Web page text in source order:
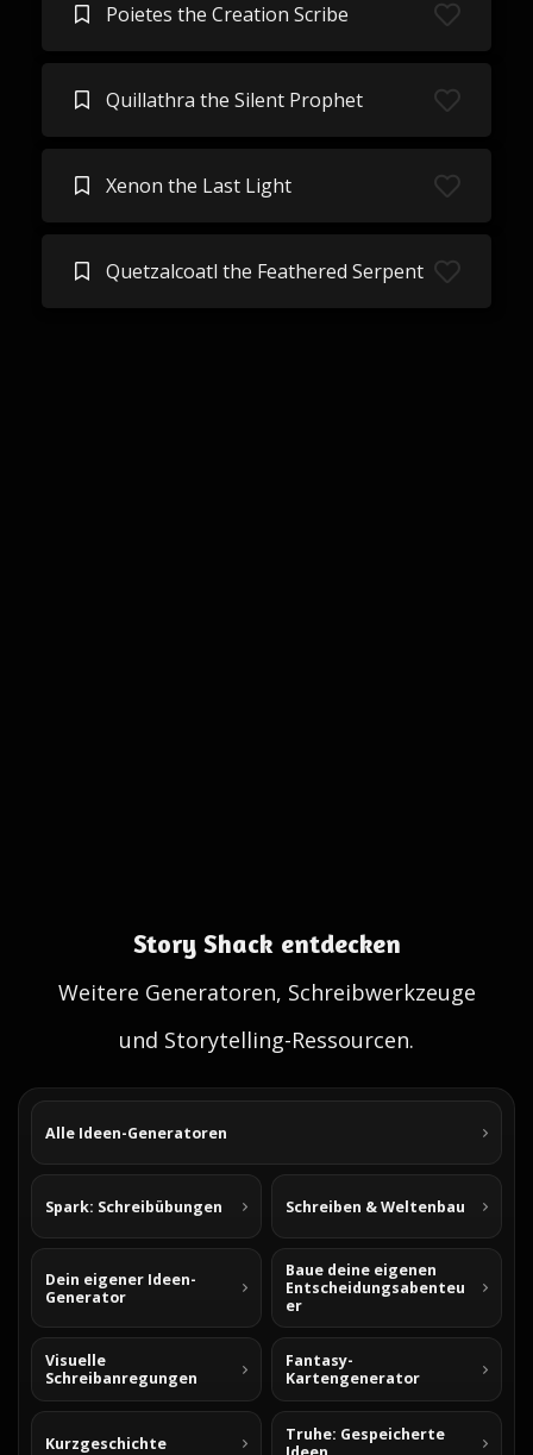
Poietes the Creation Scribe
Quillathra the Silent Prophet
Xenon the Last Light
Quetzalcoatl the Feathered Serpent
Story Shack entdecken
Weitere Generatoren, Schreibwerkzeuge
und Storytelling-Ressourcen.
Alle Ideen-Generatoren
Spark: Schreibübungen Schreiben & Weltenbau
Dein eigener Ideen-
Generator
Baue deine eigenen
Entscheidungsabenteu
er
Visuelle
Schreibanregungen
Fantasy-
Kartengenerator
Kurzgeschichte
Truhe: Gespeicherte